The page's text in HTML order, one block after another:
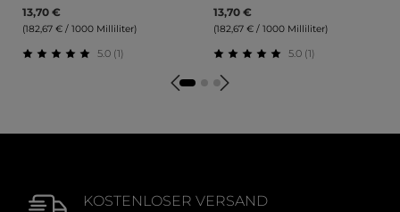
13,70 €
(182,67 € / 1000 Milliliter)
Durchschnittliche Bewertung von 5 von 5 Sternen
5.0 (1)
13,70 €
(182,67 € / 1000 Milliliter)
Durchschnittliche
5.0 (1)
KOSTENLOSER VERSAND